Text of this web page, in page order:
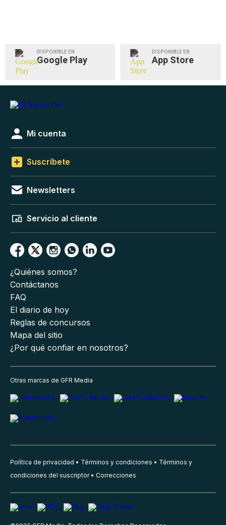
DISPONIBLE EN
Google Play
DISPONIBLE EN
App Store
Mi cuenta
Suscríbete
Newsletters
Servicio al cliente
¿Quiénes somos?
Contáctanos
FAQ
El diario de hoy
Reglas de concursos
Mapa del sitio
¿Por qué confiar en nosotros?
Otras marcas de GFR Media
Política de privacidad Términos y condiciones
Términos y
condiciones del suscriptor
Correcciones